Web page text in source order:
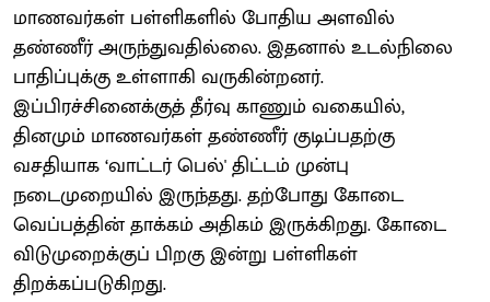
மாணவர்கள் பள்ளிகளில் போதிய அளவில்
தண்ணீர் அருந்துவதில்லை. இதனால் உடல்நிலை
பாதிப்புக்கு உள்ளாகி வருகின்றனர்.
இப்பிரச்சினைக்குத் தீர்வு காணும் வகையில்,
தினமும் மாணவர்கள் தண்ணீர் குடிப்பதற்கு
வசதியாக ‘வாட்டர் பெல்' திட்டம் முன்பு
நடைமுறையில் இருந்தது. தற்போது கோடை
வெப்பத்தின் தாக்கம் அதிகம் இருக்கிறது. கோடை
விடுமுறைக்குப் பிறகு இன்று பள்ளிகள்
திறக்கப்படுகிறது.